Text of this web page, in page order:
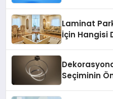
Laminat
İçin Hangisi
Seçiminin